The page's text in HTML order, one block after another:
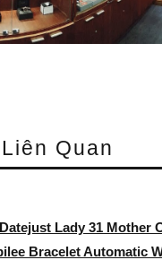
Quan
Lady 31 Mother
Bracelet Automatic